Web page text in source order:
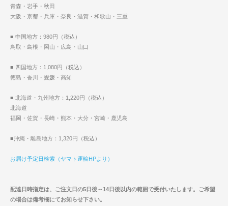
青森・岩手・秋田
大阪・京都・兵庫・奈良・滋賀・和歌山・三重
■ 中国地方：980円（税込）
鳥取・島根・岡山・広島・山口
■ 四国地方：1,080円（税込）
徳島・香川・愛媛・高知
■ 北海道・九州地方：1,220円（税込）
北海道
福岡・佐賀・長崎・熊本・大分・宮崎・鹿児島
■沖縄・離島地方：1,320円（税込）
お届け予定日検索（ヤマト運輸HPより）
配達日時指定は、ご注文日の5日後～14日後以内の範囲で受付いたします。ご希望
の場合は備考欄にてお知らせ下さい。